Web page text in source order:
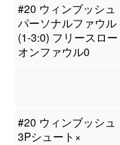
#20 ウィンブッシュ
パーソナルファウル
(1-3:0) フリースロー
オンファウル0
#20 ウィンブッシュ
3Pシュート×